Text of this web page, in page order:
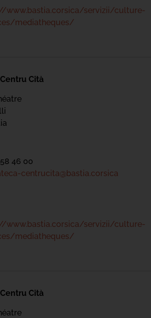
www.bastia.corsica/servizii/culture-
mediatheques/
Cità
46 00
centrucita@bastia.corsica
www.bastia.corsica/servizii/culture-
mediatheques/
Cità